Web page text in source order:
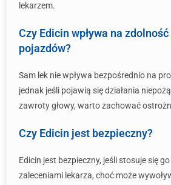
lekarzem.
Czy Edicin wpływa na
pojazdów?
Sam lek nie wpływa bezpośrednio na
jednak jeśli pojawią się działania
zawroty głowy, warto zachować
Czy Edicin jest bezpieczny?
Edicin jest bezpieczny, jeśli stosuje się
zaleceniami lekarza, choć może